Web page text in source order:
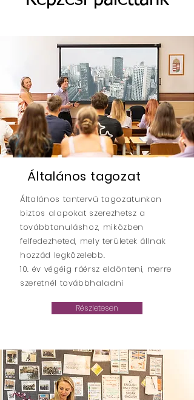
Általános tagozat
Általános tantervű tagozatunkon
biztos alapokat szerezhetsz a
továbbtanuláshoz, miközben
felfedezheted, mely területek állnak
hozzád legközelebb.
10. év végéig ráérsz eldönteni, merre
szeretnél továbbhaladni
Részletesen